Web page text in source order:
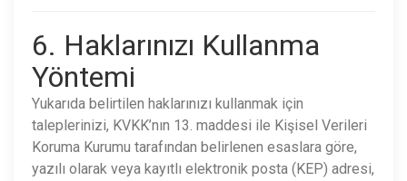
6. Haklarınızı Kullanma
Yöntemi
Yukarıda belirtilen haklarınızı kullanmak için
taleplerinizi, KVKK’nın 13. maddesi ile Kişisel Verileri
Koruma Kurumu tarafından belirlenen esaslara göre,
yazılı olarak veya kayıtlı elektronik posta (KEP) adresi,